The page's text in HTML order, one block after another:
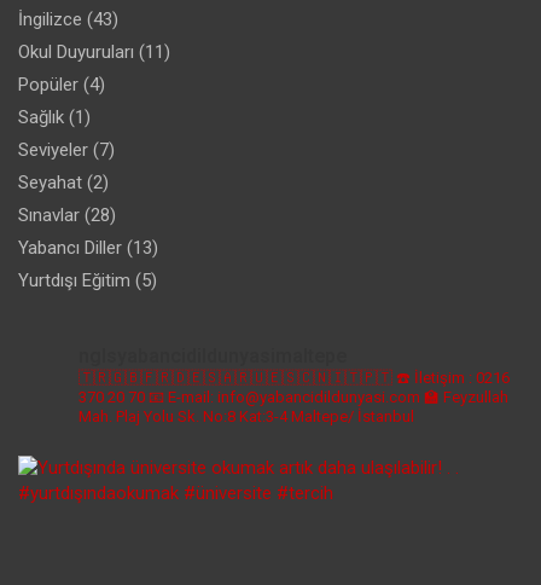
İngilizce (43)
Okul Duyuruları (11)
Popüler (4)
Sağlık (1)
Seviyeler (7)
Seyahat (2)
Sınavlar (28)
Yabancı Diller (13)
Yurtdışı Eğitim (5)
🇹🇷🇬🇧🇫🇷🇩🇪🇸🇦🇷🇺🇪🇸🇨🇳🇮🇹🇵🇹 ☎️ İletişim : 0216
370 20 70 📧 E-mail: info@yabancidildunyasi.com 🏫 Feyzullah
Mah. Plaj Yolu Sk. No:8 Kat:3-4 Maltepe/ İstanbul